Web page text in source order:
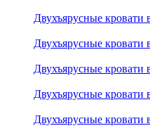
Двухъярусные кровати
Двухъярусные
Двухъярусные кровати
Двухъярусные кровати
Двухъярусные кровати